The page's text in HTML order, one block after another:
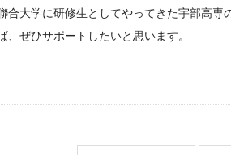
合大学に研修生としてやってきた宇部高
、ぜひサポートしたいと思います。